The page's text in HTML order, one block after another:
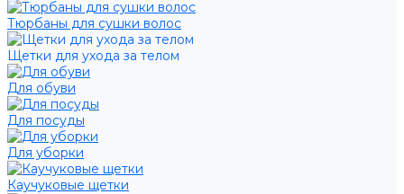
Тюрбаны для сушки волос
Щетки для ухода за телом
Для обуви
Для посуды
Для уборки
Каучуковые щетки